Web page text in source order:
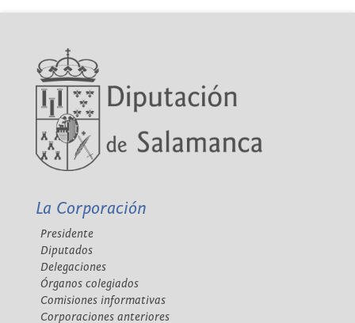
La Corporación
Presidente
Diputados
Delegaciones
Órganos colegiados
Comisiones informativas
Corporaciones anteriores